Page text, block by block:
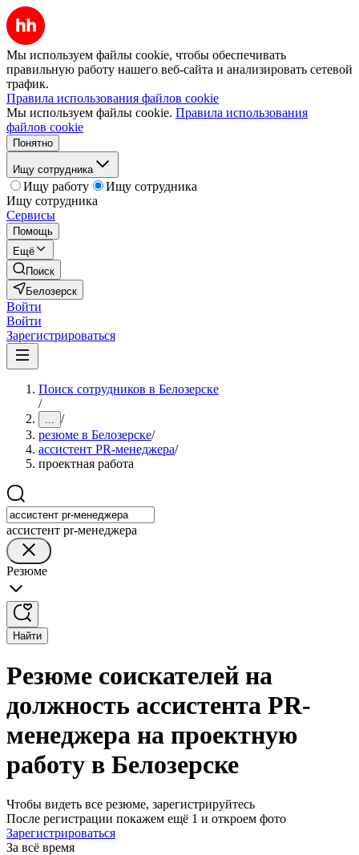
Мы используем файлы cookie, чтобы обеспечивать
правильную работу нашего веб-сайта и анализировать сетевой
трафик.
Правила использования файлов cookie
Мы используем файлы cookie. Правила использования
файлов cookie
Понятно
Ищу сотрудника
Ищу работу
Ищу сотрудника
Ищу сотрудника
Сервисы
Помощь
Ещё
Поиск
Белозерск
Войти
Войти
Зарегистрироваться
Поиск сотрудников в Белозерске
/
... /
резюме в Белозерске/
ассистент PR-менеджера/
проектная работа
ассистент pr-менеджера
Резюме
Найти
Резюме соискателей на
должность ассистента PR-
менеджера на проектную
работу в Белозерске
Чтобы видеть все резюме, зарегистрируйтесь
После регистрации покажем ещё 1 и откроем фото
Зарегистрироваться
За всё время